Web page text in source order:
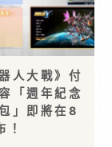
人大戰》付
「週年紀念
」即將在8
！